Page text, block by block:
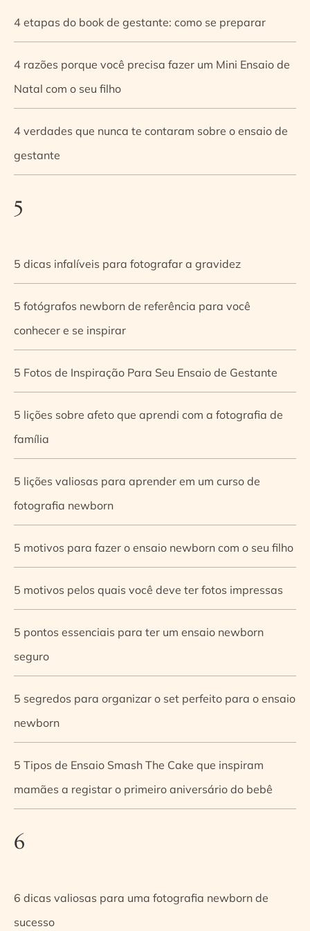
4 etapas do book de gestante: como se preparar
4 razões porque você precisa fazer um Mini Ensaio de
Natal com o seu filho
4 verdades que nunca te contaram sobre o ensaio de
gestante
5
5 dicas infalíveis para fotografar a gravidez
5 fotógrafos newborn de referência para você
conhecer e se inspirar
5 Fotos de Inspiração Para Seu Ensaio de Gestante
5 lições sobre afeto que aprendi com a fotografia de
família
5 lições valiosas para aprender em um curso de
fotografia newborn
5 motivos para fazer o ensaio newborn com o seu filho
5 motivos pelos quais você deve ter fotos impressas
5 pontos essenciais para ter um ensaio newborn
seguro
5 segredos para organizar o set perfeito para o ensaio
newborn
5 Tipos de Ensaio Smash The Cake que inspiram
mamães a registar o primeiro aniversário do bebê
6
6 dicas valiosas para uma fotografia newborn de
sucesso